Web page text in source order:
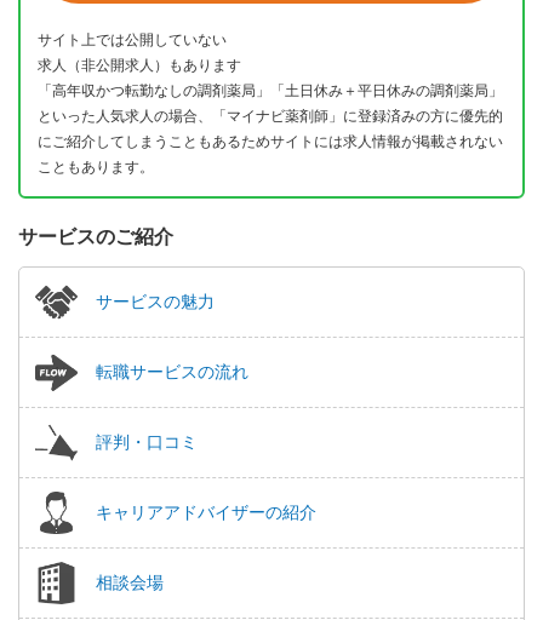
サイト上では公開していない
求人（非公開求人）もあります
「高年収かつ転勤なしの調剤薬局」「土日休み＋平日休みの調剤薬局」
といった人気求人の場合、「マイナビ薬剤師」に登録済みの方に優先的
にご紹介してしまうこともあるためサイトには求人情報が掲載されない
こともあります。
サービスのご紹介
サービスの魅力
転職サービスの流れ
評判・口コミ
キャリアアドバイザーの紹介
相談会場